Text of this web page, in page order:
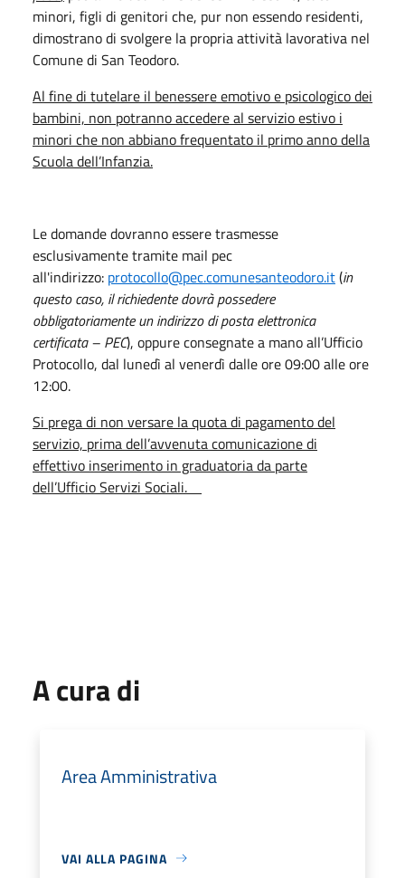
minori, figli di genitori che, pur non essendo residenti,
dimostrano di svolgere la propria attività lavorativa nel
Comune di San Teodoro.
Al fine di tutelare il benessere emotivo e psicologico dei
bambini, non potranno accedere al servizio estivo i
minori che non abbiano frequentato il primo anno della
Scuola dell’Infanzia.
Le domande dovranno essere trasmesse
esclusivamente tramite mail pec
all'indirizzo: protocollo@pec.comunesanteodoro.it(in
questo caso, il richiedente dovrà possedere
obbligatoriamente un indirizzo di posta elettronica
certificata – PEC), oppure consegnate a mano all’Ufficio
Protocollo, dal lunedì al venerdì dalle ore 09:00 alle ore
12:00.
Si prega di non versare la quota di pagamento del
servizio, prima dell’avvenuta comunicazione di
effettivo inserimento in graduatoria da parte
dell’Ufficio Servizi Sociali.
A cura di
Area Amministrativa
VAI ALLA PAGINA